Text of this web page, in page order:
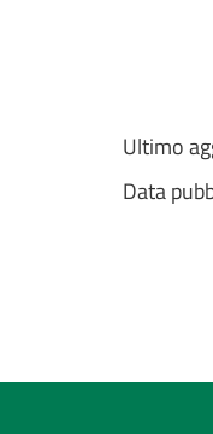
Ultimo
Data